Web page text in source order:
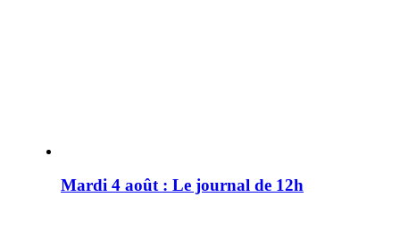
Mardi 4 août : Le journal de 12h